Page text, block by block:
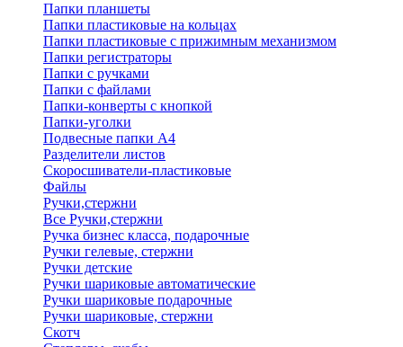
Папки планшеты
Папки пластиковые на кольцах
Папки пластиковые с прижимным механизмом
Папки регистраторы
Папки с ручками
Папки с файлами
Папки-конверты с кнопкой
Папки-уголки
Подвесные папки А4
Разделители листов
Скоросшиватели-пластиковые
Файлы
Ручки,стержни
Все Ручки,стержни
Ручка бизнес класса, подарочные
Ручки гелевые, стержни
Ручки детские
Ручки шариковые автоматические
Ручки шариковые подарочные
Ручки шариковые, стержни
Скотч